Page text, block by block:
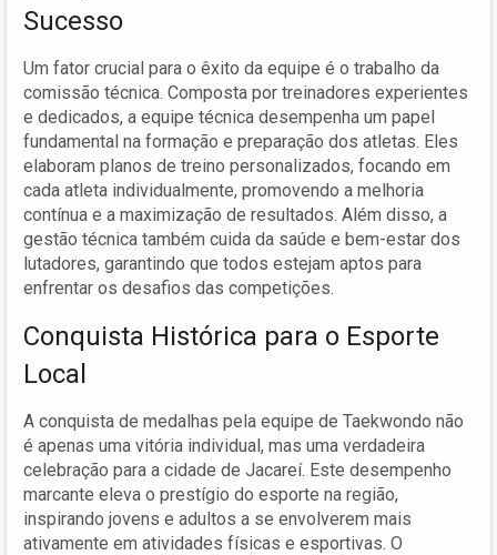
Sucesso
Um fator crucial para o êxito da equipe é o trabalho da
comissão técnica. Composta por treinadores experientes
e dedicados, a equipe técnica desempenha um papel
fundamental na formação e preparação dos atletas. Eles
elaboram planos de treino personalizados, focando em
cada atleta individualmente, promovendo a melhoria
contínua e a maximização de resultados. Além disso, a
gestão técnica também cuida da saúde e bem-estar dos
lutadores, garantindo que todos estejam aptos para
enfrentar os desafios das competições.
Conquista Histórica para o Esporte
Local
A conquista de medalhas pela equipe de Taekwondo não
é apenas uma vitória individual, mas uma verdadeira
celebração para a cidade de Jacareí. Este desempenho
marcante eleva o prestígio do esporte na região,
inspirando jovens e adultos a se envolverem mais
ativamente em atividades físicas e esportivas. O